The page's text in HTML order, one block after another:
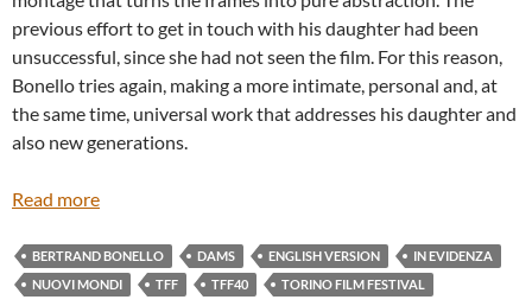
previous effort to get in touch with his daughter had been
unsuccessful, since she had not seen the film. For this reason,
Bonello tries again, making a more intimate, personal and, at
the same time, universal work that addresses his daughter and
also new generations.
Read more
BERTRAND BONELLO DAMS ENGLISH VERSION
IN EVIDENZA
NUOVI MONDI
TFF TFF40 TORINO FILM FESTIVAL